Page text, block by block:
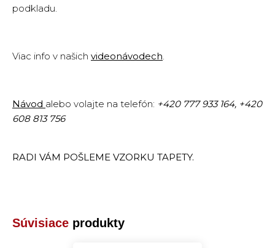
podkladu.
Viac info v našich videonávodech.
Návod alebo volajte na telefón: +420 777 933 164, +420
608 813 756
RADI VÁM POŠLEME VZORKU TAPETY.
Súvisiace produkty